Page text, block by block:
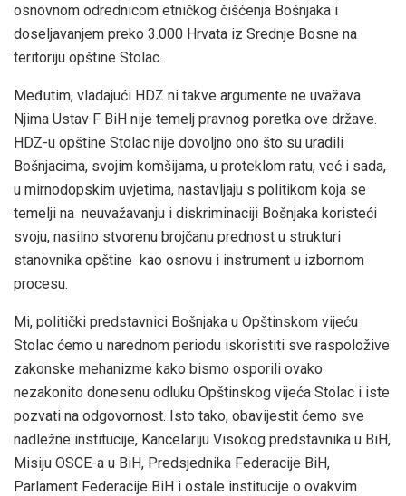
osnovnom odrednicom etničkog čišćenja Bošnjaka i
doseljavanjem preko 3.000 Hrvata iz Srednje Bosne na
teritoriju opštine Stolac.
Međutim, vladajući HDZ ni takve argumente ne uvažava.
Njima Ustav F BiH nije temelj pravnog poretka ove države.
HDZ-u opštine Stolac nije dovoljno ono što su uradili
Bošnjacima, svojim komšijama, u proteklom ratu, već i sada,
u mirnodopskim uvjetima, nastavljaju s politikom koja se
temelji na neuvažavanju i diskriminaciji Bošnjaka koristeći
svoju, nasilno stvorenu brojčanu prednost u strukturi
stanovnika opštine kao osnovu i instrument u izbornom
procesu.
Mi, politički predstavnici Bošnjaka u Opštinskom vijeću
Stolac ćemo u narednom periodu iskoristiti sve raspoložive
zakonske mehanizme kako bismo osporili ovako
nezakonito donesenu odluku Opštinskog vijeća Stolac i iste
pozvati na odgovornost. Isto tako, obavijestit ćemo sve
nadležne institucije, Kancelariju Visokog predstavnika u BiH,
Misiju OSCE-a u BiH, Predsjednika Federacije BiH,
Parlament Federacije BiH i ostale institucije o ovakvim